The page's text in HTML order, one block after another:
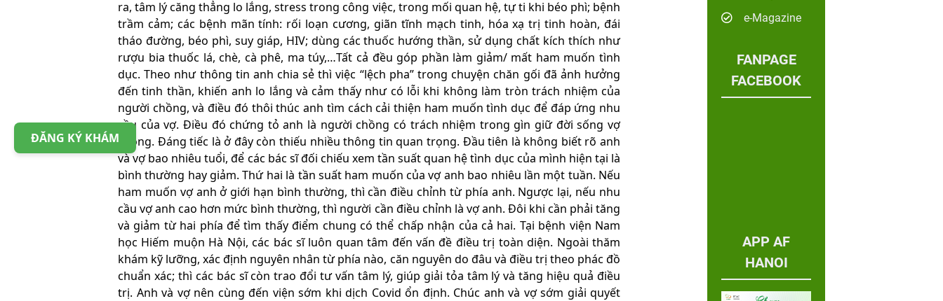
ra, tâm lý căng thẳng lo lắng, stress trong công việc, trong mối quan hệ, tự ti khi béo phì; bệnh
trầm cảm; các bệnh mãn tính: rối loạn cương, giãn tĩnh mạch tinh, hóa xạ trị tinh hoàn, đái
tháo đường, béo phì, suy giáp, HIV; dùng các thuốc hướng thần, sử dụng chất kích thích như
rượu bia thuốc lá, chè, cà phê, ma túy,…Tất cả đều góp phần làm giảm/ mất ham muốn tình
dục. Theo như thông tin anh chia sẻ thì việc “lệch pha” trong chuyện chăn gối đã ảnh hưởng
đến tinh thần, khiến anh lo lắng và cảm thấy như có lỗi khi không làm tròn trách nhiệm của
người chồng, và điều đó thôi thúc anh tìm cách cải thiện ham muốn tình dục để đáp ứng nhu
cầu của vợ. Điều đó chứng tỏ anh là người chồng có trách nhiệm trong gìn giữ đời sống vợ
chồng. Đáng tiếc là ở đây còn thiếu nhiều thông tin quan trọng. Đầu tiên là không biết rõ anh
và vợ bao nhiêu tuổi, để các bác sĩ đối chiếu xem tần suất quan hệ tình dục của mình hiện tại là
bình thường hay giảm. Thứ hai là tần suất ham muốn của vợ anh bao nhiêu lần một tuần. Nếu
ham muốn vợ anh ở giới hạn bình thường, thì cần điều chỉnh từ phía anh. Ngược lại, nếu nhu
cầu vợ anh cao hơn mức bình thường, thì người cần điều chỉnh là vợ anh. Đôi khi cần phải tăng
và giảm từ hai phía để tìm thấy điểm chung có thể chấp nhận của cả hai. Tại bệnh viện Nam
học Hiếm muộn Hà Nội, các bác sĩ luôn quan tâm đến vấn đề điều trị toàn diện. Ngoài thăm
khám kỹ lưỡng, xác định nguyên nhân từ phía nào, căn nguyên do đâu và điều trị theo phác đồ
chuẩn xác; thì các bác sĩ còn trao đổi tư vấn tâm lý, giúp giải tỏa tâm lý và tăng hiệu quả điều
trị. Anh và vợ nên cùng đến viện sớm khi dịch Covid ổn định. Chúc anh và vợ sớm giải quyết
e-Magazine
FANPAGE
FACEBOOK
APP AF
HANOI
ĐĂNG KÝ KHÁM